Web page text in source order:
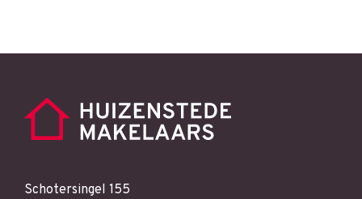
Schotersingel 155